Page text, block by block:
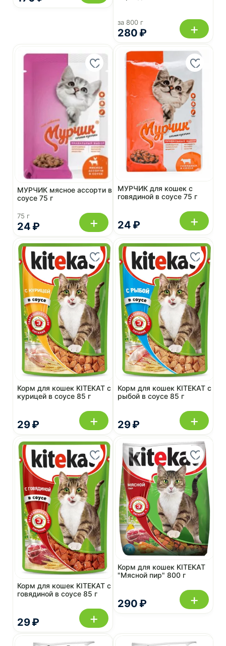
280 ₽
за 800 г +
24 ₽
МУРЧИК мясное ассорти в
соусе 75 г
75 г + 24 ₽
МУРЧИК для кошек с
говядиной в соусе 75 г
+
29 ₽
Корм для кошек KITEKAT с
курицей в соусе 85 г
+ 29 ₽
Корм для кошек KITEKAT с
рыбой в соусе 85 г
+
29 ₽
Корм для кошек KITEKAT с
говядиной в соусе 85 г
+
290 ₽
Корм для кошек KITEKAT
"Мясной пир" 800 г
+